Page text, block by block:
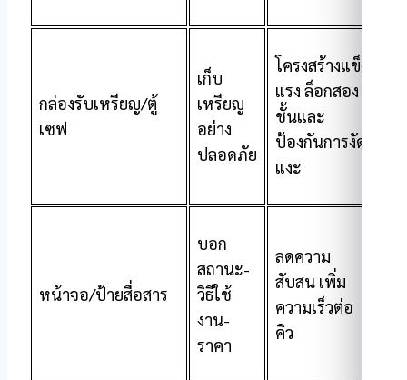
กล่องรับเหรียญ/ตู้
เซฟ
เก็บ
เหรียญ
อย่าง
ปลอดภัย
โครงสร้างแข็ง
แรง ล็อกสอง
ชั้นและ
ป้องกันการงัด
แงะ
หน้าจอ/ป้ายสื่อสาร
บอก
สถานะ-
วิธีใช้
งาน-
ราคา
ลดความ
สับสน เพิ่ม
ความเร็วต่อ
คิว